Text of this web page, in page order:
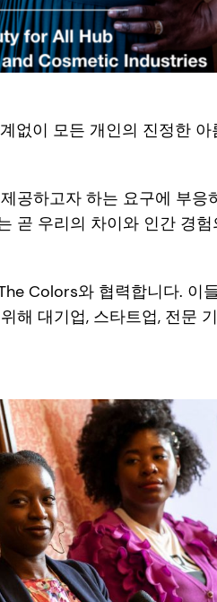
없이 모든 개인의 진정한
공하고자 하는 요구에 부응
곧 우리의 차이와 인간 경
Colors와 협력합니다. 이
해 대기업, 스타트업, 전문